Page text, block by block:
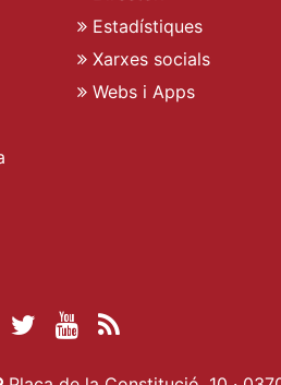
Estadístiques
Xarxes socials
Webs i Apps
TwitterYouTube